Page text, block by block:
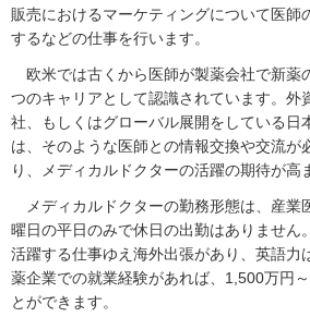
販売におけるマーケティングについて医師
するなどの仕事を行います。
欧米では古くから医師が製薬会社で新薬
つのキャリアとして認識されています。外
社、もしくはグローバル展開をしている日
は、そのような医師との情報交換や交流が
り、メディカルドクターの活躍の期待が高
メディカルドクターの勤務形態は、産業
曜日の平日のみで休日の出勤はありません
活躍する仕事ゆえ海外出張があり、英語力
薬企業での就業経験があれば、1,500万円
とができます。